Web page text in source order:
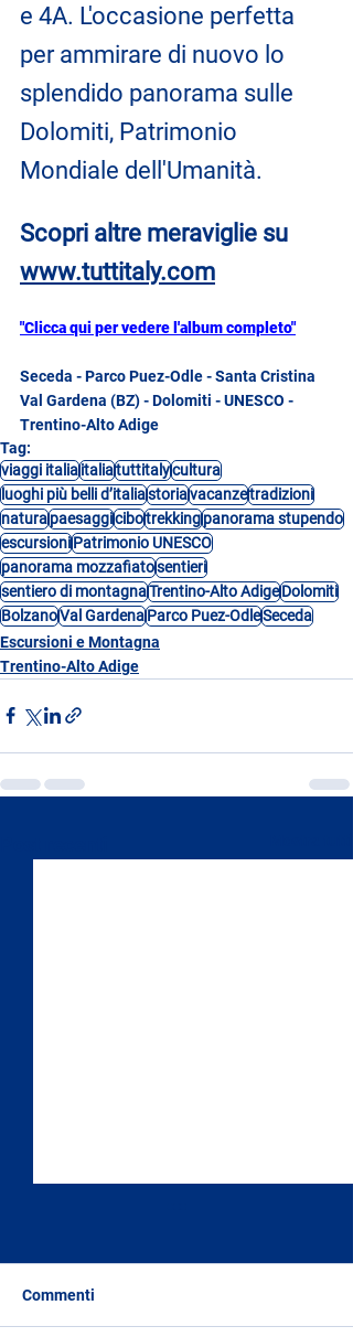
e 4A. L'occasione perfetta
per ammirare di nuovo lo
splendido panorama sulle
Dolomiti, Patrimonio
Mondiale dell'Umanità.
Scopri altre meraviglie su
www.tuttitaly.com
"Clicca qui per vedere l'album completo"
Seceda - Parco Puez-Odle - Santa Cristina
Val Gardena (BZ) - Dolomiti - UNESCO -
Trentino-Alto Adige
Tag:
viaggi italiaitaliatuttitalycultura
luoghi più belli d’italiastoriavacanzetradizioni
naturapaesaggicibotrekkingpanorama stupendo
escursioniPatrimonio UNESCO
panorama mozzafiatosentieri
sentiero di montagnaTrentino-Alto AdigeDolomiti
BolzanoVal GardenaParco Puez-OdleSeceda
Escursioni e Montagna
Trentino-Alto Adige
Commenti